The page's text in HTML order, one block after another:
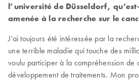
l’université de Düsseldorf,
amenée à la recherche sur le
J’ai toujours été intéressée par la
une terrible maladie qui touche des
voulu participer à la compréhension de
développement de traitements. Mon